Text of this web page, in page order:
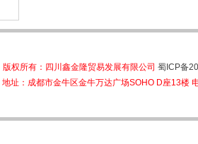
版权所有：四川鑫金隆贸易发展有限公司 蜀ICP备
地址：成都市金牛区金牛万达广场SOHO D座13